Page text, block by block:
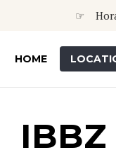
☞
HOME